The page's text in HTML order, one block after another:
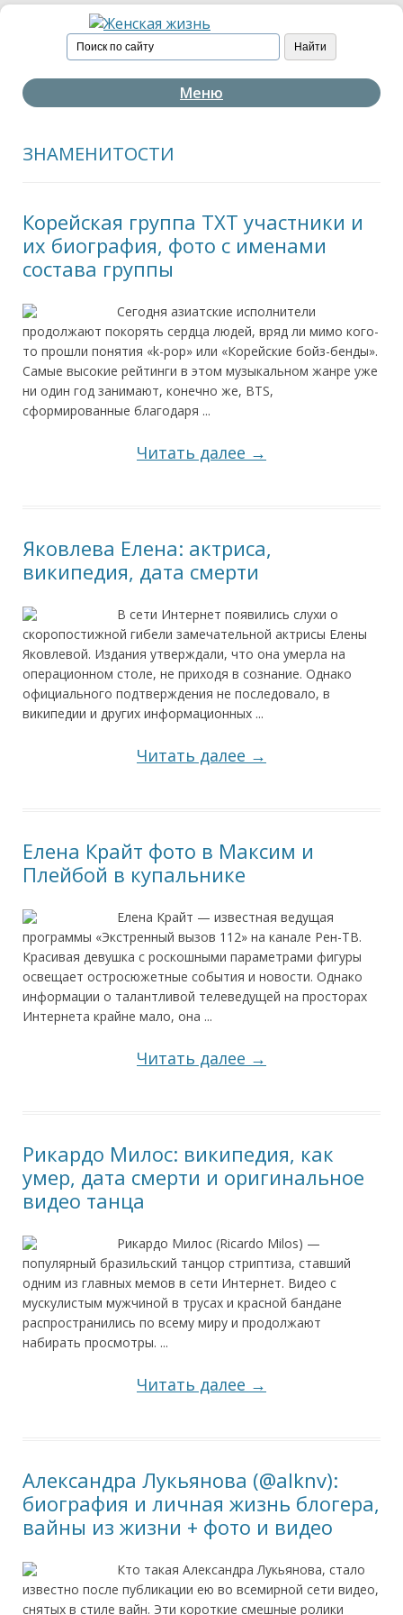
Меню
ЗНАМЕНИТОСТИ
Корейская группа TXT участники и
их биография, фото с именами
состава группы
Сегодня азиатские исполнители
продолжают покорять сердца людей, вряд ли мимо кого-
то прошли понятия «k-pop» или «Корейские бойз-бенды».
Самые высокие рейтинги в этом музыкальном жанре уже
ни один год занимают, конечно же, BTS,
сформированные благодаря ...
Читать далее →
Яковлева Елена: актриса,
википедия, дата смерти
В сети Интернет появились слухи о
скоропостижной гибели замечательной актрисы Елены
Яковлевой. Издания утверждали, что она умерла на
операционном столе, не приходя в сознание. Однако
официального подтверждения не последовало, в
википедии и других информационных ...
Читать далее →
Елена Крайт фото в Максим и
Плейбой в купальнике
Елена Крайт — известная ведущая
программы «Экстренный вызов 112» на канале Рен-ТВ.
Красивая девушка с роскошными параметрами фигуры
освещает остросюжетные события и новости. Однако
информации о талантливой телеведущей на просторах
Интернета крайне мало, она ...
Читать далее →
Рикардо Милос: википедия, как
умер, дата смерти и оригинальное
видео танца
Рикардо Милос (Ricardo Milos) —
популярный бразильский танцор стриптиза, ставший
одним из главных мемов в сети Интернет. Видео с
мускулистым мужчиной в трусах и красной бандане
распространились по всему миру и продолжают
набирать просмотры. ...
Читать далее →
Александра Лукьянова (@alknv):
биография и личная жизнь блогера,
вайны из жизни + фото и видео
Кто такая Александра Лукьянова, стало
известно после публикации ею во всемирной сети видео,
снятых в стиле вайн. Эти короткие смешные ролики